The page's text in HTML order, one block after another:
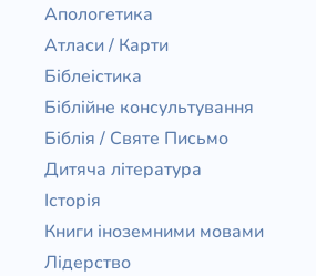
Апологетика
Атласи / Карти
Біблеістика
Біблійне консультування
Біблія / Святе Письмо
Дитяча література
Історія
Книги іноземними мовами
Лідерство